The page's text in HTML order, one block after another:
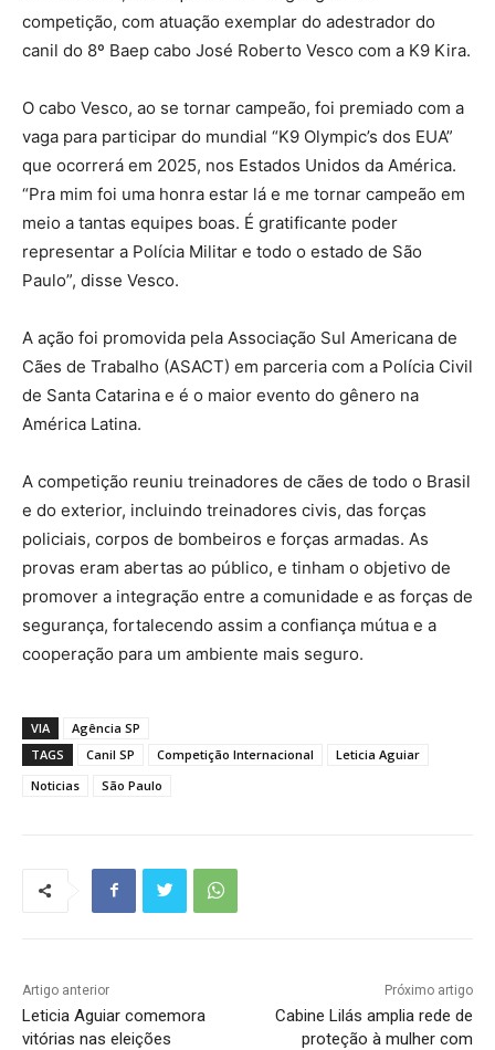
competição, com atuação exemplar do adestrador do
canil do 8º Baep cabo José Roberto Vesco com a K9 Kira.
O cabo Vesco, ao se tornar campeão, foi premiado com a
vaga para participar do mundial “K9 Olympic’s dos EUA”
que ocorrerá em 2025, nos Estados Unidos da América.
“Pra mim foi uma honra estar lá e me tornar campeão em
meio a tantas equipes boas. É gratificante poder
representar a Polícia Militar e todo o estado de São
Paulo”, disse Vesco.
A ação foi promovida pela Associação Sul Americana de
Cães de Trabalho (ASACT) em parceria com a Polícia Civil
de Santa Catarina e é o maior evento do gênero na
América Latina.
A competição reuniu treinadores de cães de todo o Brasil
e do exterior, incluindo treinadores civis, das forças
policiais, corpos de bombeiros e forças armadas. As
provas eram abertas ao público, e tinham o objetivo de
promover a integração entre a comunidade e as forças de
segurança, fortalecendo assim a confiança mútua e a
cooperação para um ambiente mais seguro.
VIA
Agência SP
TAGS
Canil SP Competição Internacional
Leticia Aguiar
Noticias
São Paulo
Artigo anterior
Leticia Aguiar comemora
vitórias nas eleições
Próximo artigo
Cabine Lilás amplia rede de
proteção à mulher com